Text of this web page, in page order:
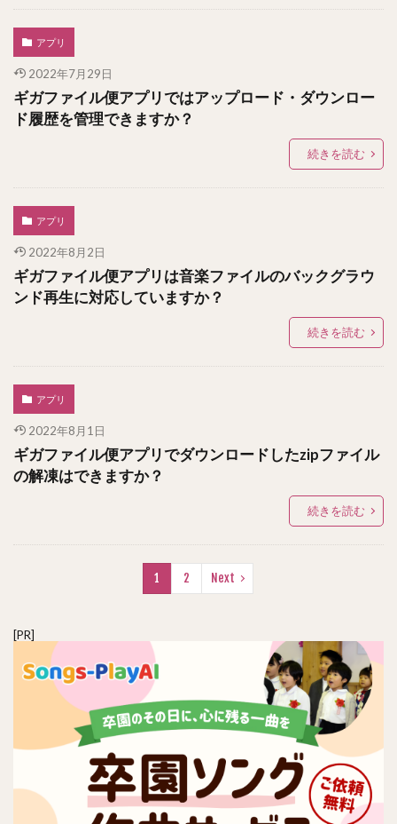
アプリ
2022年7月29日
ギガファイル便アプリではアップロード・ダウンロー
ド履歴を管理できますか？
続きを読む
アプリ
2022年8月2日
ギガファイル便アプリは音楽ファイルのバックグラウ
ンド再生に対応していますか？
続きを読む
アプリ
2022年8月1日
ギガファイル便アプリでダウンロードしたzipファイル
の解凍はできますか？
続きを読む
1 2 Next
[PR]